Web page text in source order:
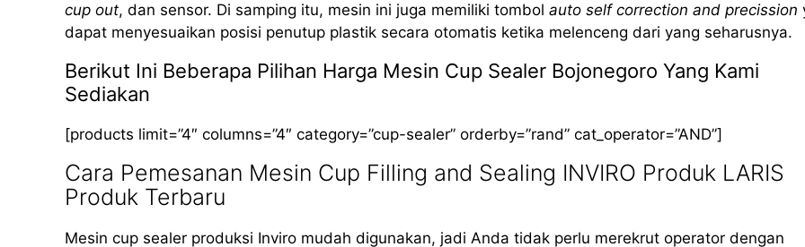
cup out, dan sensor. Di samping itu, mesin ini juga memiliki tombol auto self correction and precission
dapat menyesuaikan posisi penutup plastik secara otomatis ketika melenceng dari yang seharusnya.
Berikut Ini Beberapa Pilihan Harga Mesin Cup Sealer Bojonegoro Yang Kami
Sediakan
[products limit=”4″ columns=”4″ category=”cup-sealer” orderby=”rand” cat_operator=”AND”]
Cara Pemesanan Mesin Cup Filling and Sealing INVIRO Produk LARIS
Produk Terbaru
Mesin cup sealer produksi Inviro mudah digunakan, jadi Anda tidak perlu merekrut operator dengan